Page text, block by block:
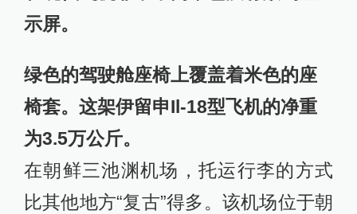
示屏。
绿色的驾驶舱座椅上覆盖着米色的座
椅套。这架伊留申Il-18型飞机的净重
为3.5万公斤。
在朝鲜三池渊机场，托运行李的方式
比其他地方“复古”得多。该机场位于朝